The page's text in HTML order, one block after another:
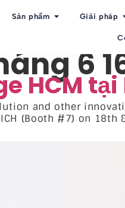
Sản phẩm Giải pháp
6
HCM tại
and other
(Booth #7) on